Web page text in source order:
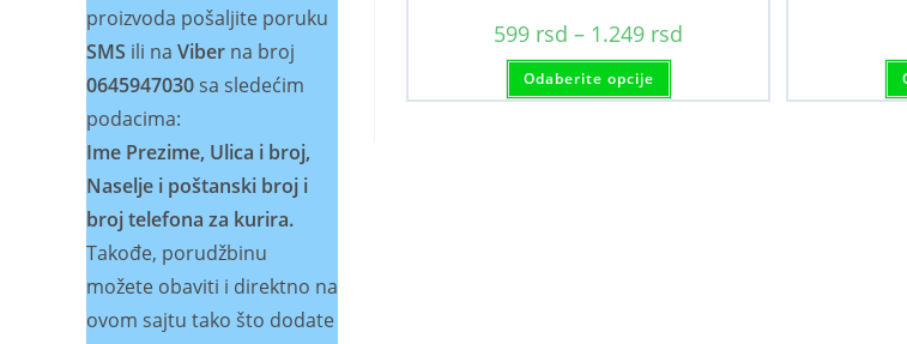
599 rsd – 1.249 rsd
do
Odaberite opcije
Ovaj
ima
proizvoda pošaljite poruku
SMS ili na Viber na broj
0645947030sa sledećim
podacima:
Ime Prezime, Ulica i broj,
Naselje i poštanski broj i
broj telefona za kurira.
Takođe, porudžbinu
možete obaviti i direktno na
ovom sajtu tako što dodate